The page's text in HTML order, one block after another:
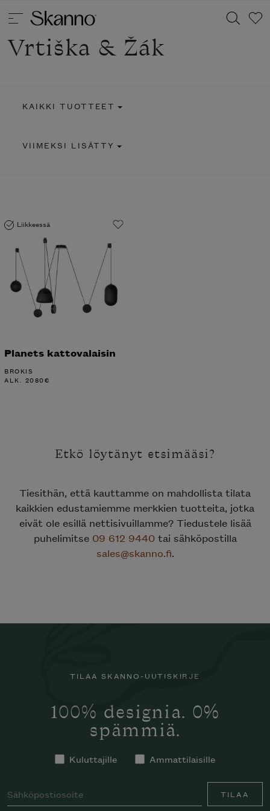
Vrtiška & Žák
KAIKKI TUOTTEET
VIIMEKSI LISÄTTY
Liikkeessä
Planets kattovalaisin
BROKIS
ALK. 2080€
Etkö löytänyt etsimääsi?
Tiesithän, että kauttamme on mahdollista tilata
kaikkien edustamiemme merkkien tuotteita, jotka
eivät ole esillä nettisivuillamme? Tiedustele lisää
puhelimitse 09 612 9440tai sähköpostilla
sales@skanno.fi.
TILAA SKANNO-UUTISKIRJE
100% designia. 0%
spämmiä.
Kuluttajille Ammattilaisille
TILAA